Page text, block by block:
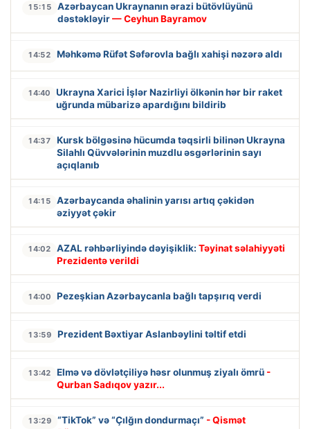
15:15
Azərbaycan Ukraynanın ərazi bütövlüyünü
dəstəkləyir— Ceyhun Bayramov
14:52 Məhkəmə Rüfət Səfərovla bağlı xahişi nəzərə aldı
14:40
Ukrayna Xarici İşlər Nazirliyi ölkənin hər bir raket
uğrunda mübarizə apardığını bildirib
14:37
Kursk bölgəsinə hücumda təqsirli bilinən Ukrayna
Silahlı Qüvvələrinin muzdlu əsgərlərinin sayı
açıqlanıb
14:15
Azərbaycanda əhalinin yarısı artıq çəkidən
əziyyət çəkir
14:02 AZAL rəhbərliyində dəyişiklik: Təyinat səlahiyyəti
Prezidentə verildi
14:00 Pezeşkian Azərbaycanla bağlı tapşırıq verdi
13:59 Prezident Bəxtiyar Aslanbəylini təltif etdi
13:42 Elmə və dövlətçiliyə həsr olunmuş ziyalı ömrü -
Qurban Sadıqov yazır...
13:29 “TikTok” və “Çılğın dondurmaçı” - Qismət